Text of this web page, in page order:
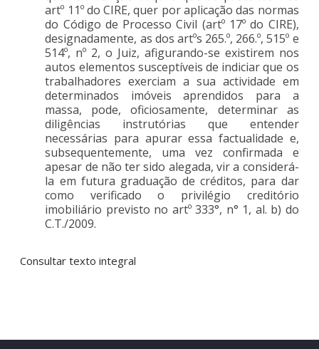
artº 11º do CIRE, quer por aplicação das normas
do Código de Processo Civil (artº 17º do CIRE),
designadamente, as dos artºs 265.º, 266.º, 515º e
514º, nº 2, o Juiz, afigurando-se existirem nos
autos elementos susceptíveis de indiciar que os
trabalhadores exerciam a sua actividade em
determinados imóveis aprendidos para a
massa, pode, oficiosamente, determinar as
diligências instrutórias que entender
necessárias para apurar essa factualidade e,
subsequentemente, uma vez confirmada e
apesar de não ter sido alegada, vir a considerá-
la em futura graduação de créditos, para dar
como verificado o privilégio creditório
imobiliário previsto no artº 333°, n° 1, al. b) do
C.T./2009.
Consultar texto integral